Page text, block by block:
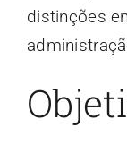
distinções